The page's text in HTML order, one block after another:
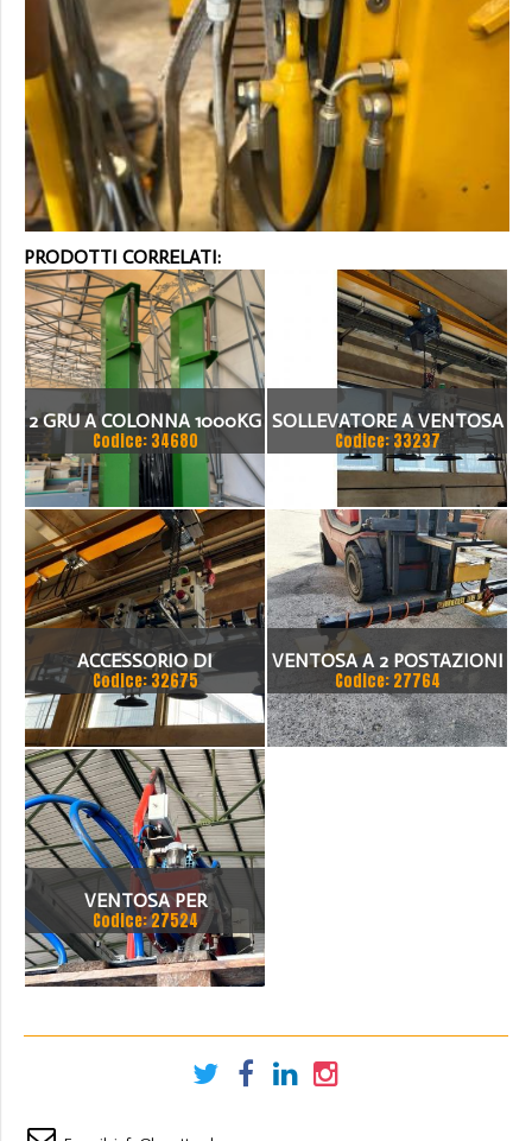
PRODOTTI CORRELATI:
2 GRU A COLONNA 1000KG
+ VENTOSA
Codice: 34680
SOLLEVATORE A VENTOSA
EBERLE
Codice: 33237
ACCESSORIO DI
SOLLEVAMENTO A
VENTOSA
Codice: 32675
VENTOSA A 2 POSTAZIONI
PNEUMATICHE
LUNGHEZZA MAX 2500
Codice: 27764
VENTOSA PER
MOVIMENTAZIONE
LAMIERE
Codice: 27524